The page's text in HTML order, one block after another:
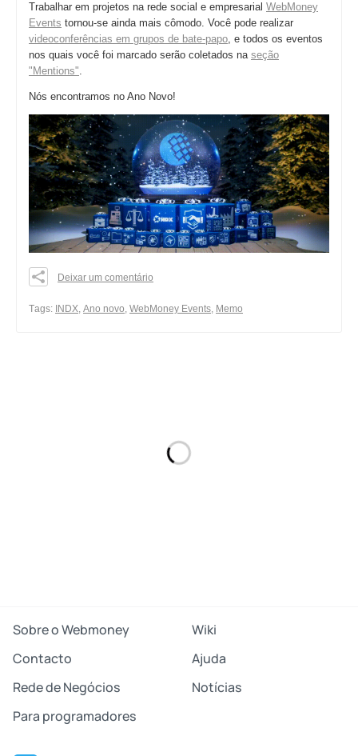
Trabalhar em projetos na rede social e empresarial WebMoney
Events tornou-se ainda mais cômodo. Você pode realizar
videoconferências em grupos de bate-papo, e todos os eventos
nos quais você foi marcado serão coletados na seção
"Mentions".
Nós encontramos no Ano Novo!
0
Deixar um comentário
Тags: INDX, Ano novo, WebMoney Events, Memo
Sobre o Webmoney
Wiki
Contacto
Ajuda
Rede de Negócios
Notícias
Para programadores